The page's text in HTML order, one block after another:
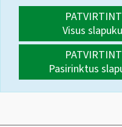
Visus
Pasirinktus